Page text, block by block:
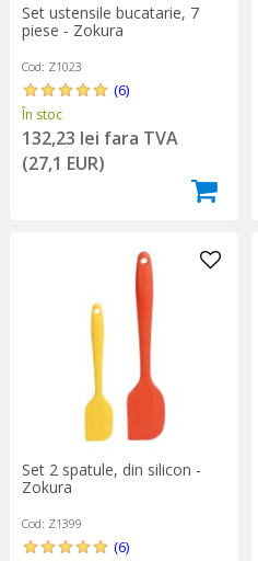
Set ustensile bucatarie, 7
piese - Zokura
Cod: Z1023
(6)
În stoc
132,23 lei fara TVA
(27,1 EUR)
Set 2 spatule, din silicon -
Zokura
Cod: Z1399
(6)